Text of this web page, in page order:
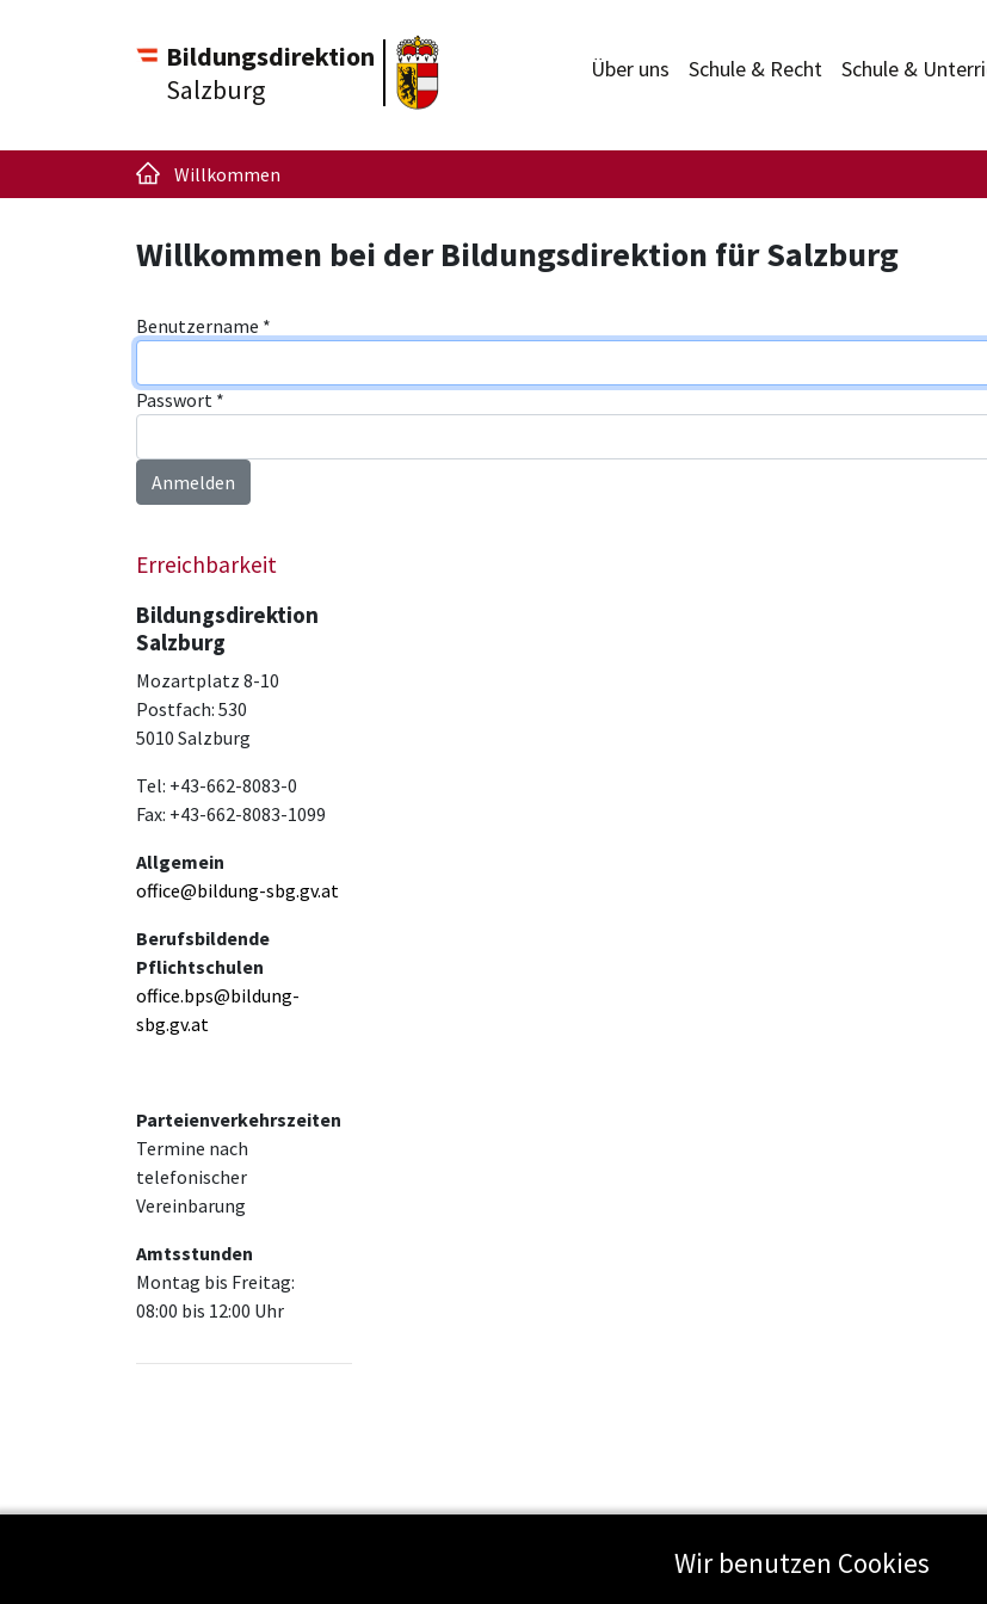
Bildungsdirektion
Salzburg
Über uns Schule & Recht Schule &
Willkommen
Willkommen bei der Bildungsdirektion für Salzburg
Benutzername *
Passwort *
Anmelden
Erreichbarkeit
Bildungsdirektion
Salzburg
Mozartplatz 8-10
Postfach: 530
5010 Salzburg
Tel: +43-662-8083-0
Fax: +43-662-8083-1099
Allgemein
office@bildung-sbg.gv.at
Berufsbildende
Pflichtschulen
office.bps@bildung-
sbg.gv.at
Parteienverkehrszeiten
Termine nach
telefonischer
Vereinbarung
Amtsstunden
Montag bis Freitag:
08:00 bis 12:00 Uhr
Wir benutzen Cookies